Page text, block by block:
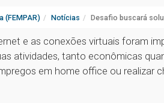
(FEMPAR) Notícias Desafio buscará
e as conexões virtuais foram
atividades, tanto econômicas
em home office ou realizar